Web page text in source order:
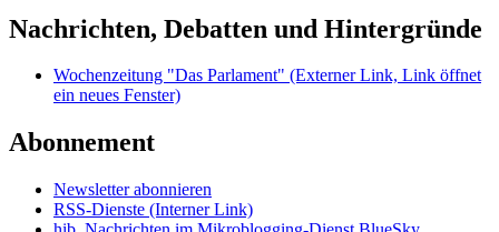
Nachrichten, Debatten und Hintergründe
Wochenzeitung "Das Parlament" (Externer Link, Link öffnet
ein neues Fenster)
Abonnement
Newsletter abonnieren
RSS-Dienste (Interner Link)